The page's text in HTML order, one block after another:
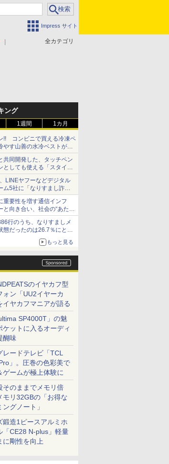
Impress サイト
全カテゴリ
ング
1週間 1カ月
!! コンビニで買える冷凍ペ
やす山善の水冷ベストがロ
どいい【ぼっち・ざ・ろー
た時間でなにしてる？】
共同開発した、タッチペン
としても使える「スタイラ
iPadにも紙にも、持ち替
LINEヤフーなどデジタル
ム5社に「なりすまし詐欺
請 著名人の写真や映像を
への対策として
重要性を増す通信インフ
と向き合い、社会の“あたら
る～オプテージ
行のうち、なりすましメ
態だったのは26.7％にとど
ドセキュリティ調査
もっと見る
のイヤカフ型
ォン「UU2イヤーカ
イヤカフマニアが語る
SP4000T」の魅
ケットに入るオーディ
醐味
レードテレビ「TCL
」。圧巻の色彩美で
ゲームが極上体験に
そのままでメモリ倍
モリ32GBの「お得な
ングノート」
鍛造1ピースアルミホ
「CE28 N-plus」軽量
に剛性を向上